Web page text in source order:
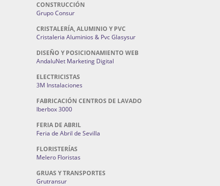
CONSTRUCCIÓN
Grupo Consur
CRISTALERÍA, ALUMINIO Y PVC
Cristaleria Aluminios & Pvc Glasysur
DISEÑO Y POSICIONAMIENTO WEB
AndaluNet Marketing Digital
ELECTRICISTAS
3M Instalaciones
FABRICACIÓN CENTROS DE LAVADO
Iberbox 3000
FERIA DE ABRIL
Feria de Abril de Sevilla
FLORISTERÍAS
Melero Floristas
GRUAS Y TRANSPORTES
Grutransur